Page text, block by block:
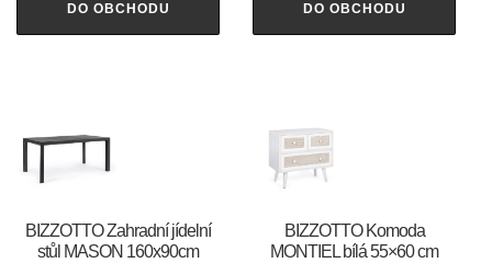
DO OBCHODU DO OBCHODU
BIZZOTTO Zahradní jídelní
stůl MASON 160x90cm
BIZZOTTO Komoda
MONTIEL bílá 55×60 cm